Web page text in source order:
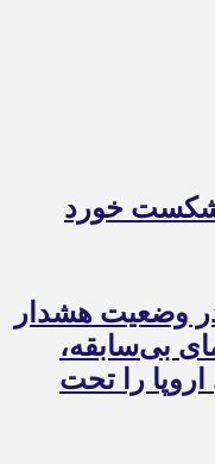
شکست خورد
در وضعیت هشدار
بی‌سابقه،
را تحت